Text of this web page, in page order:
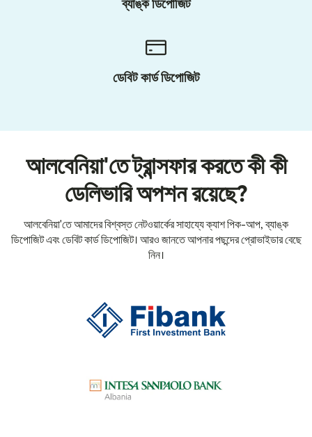
ব্যাঙ্ক ডিপোজিট
ডেবিট কার্ড ডিপোজিট
আলবেনিয়া'তে ট্রান্সফার করতে কী কী
ডেলিভারি অপশন রয়েছে?
আলবেনিয়া'তে আমাদের বিশ্বস্ত নেটওয়ার্কের সাহায্যে ক্যাশ পিক-আপ, ব্যাঙ্ক
ডিপোজিট এবং ডেবিট কার্ড ডিপোজিট। আরও জানতে আপনার পছন্দের প্রোভাইডার বেছে
নিন।